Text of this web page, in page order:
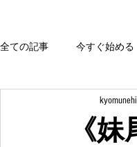
全ての記事 今すぐ始める
《